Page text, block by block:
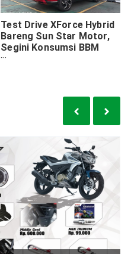
Test Drive XForce Hybrid
Bareng Sun Star Motor,
Segini Konsumsi BBM
Hasil Uji Surabaya-Taman